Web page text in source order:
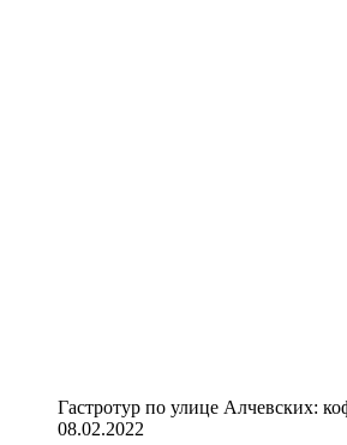
Гастротур по улице Алчевских:
08.02.2022